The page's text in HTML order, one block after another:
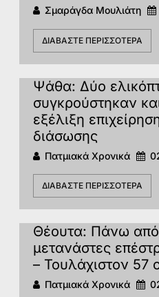
Σμαράγδα Μουλιάτη
ΔΙΑΒΆΣΤΕ ΠΕΡΙΣΣΌΤΕΡΑ
Ψάθα: Δύο
συγκρούστηκαν
εξέλιξη
διάσωσης
Πατμιακά Χρονικά
ΔΙΑΒΆΣΤΕ ΠΕΡΙΣΣΌΤΕΡΑ
Θέουτα: Πάνω
μετανάστες
– Τουλάχιστον 57
Πατμιακά Χρονικά